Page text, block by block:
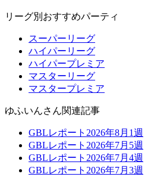
リーグ別おすすめパーティ
スーパーリーグ
ハイパーリーグ
ハイパープレミア
マスターリーグ
マスタープレミア
ゆふいんさん関連記事
GBLレポート2026年8月1週
GBLレポート2026年7月5週
GBLレポート2026年7月4週
GBLレポート2026年7月3週